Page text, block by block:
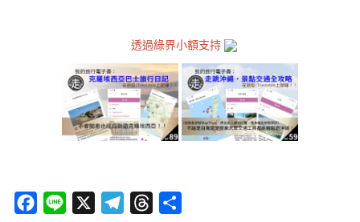
透過綠界小額支持